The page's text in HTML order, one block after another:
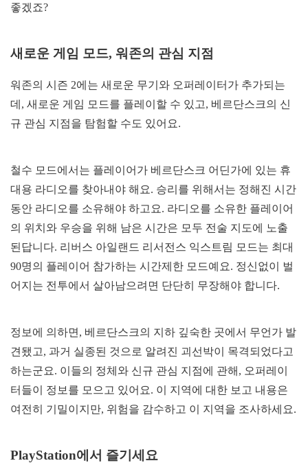
좋겠죠?
새로운 게임 모드, 워존의 관심 지점
워존의 시즌 2에는 새로운 무기와 오퍼레이터가 추가되는
데, 새로운 게임 모드를 플레이할 수 있고, 베르단스크의 신
규 관심 지점을 탐험할 수도 있어요.
철수 모드에서는 플레이어가 베르단스크 어딘가에 있는 휴
대용 라디오를 찾아내야 해요. 승리를 위해서는 정해진 시간
동안 라디오를 소유해야 하고요. 라디오를 소유한 플레이어
의 위치와 우승을 위해 남은 시간은 모두 전술 지도에 노출
된답니다. 리버스 아일랜드 리서전스 익스트림 모드는 최대
90명의 플레이어 참가하는 시간제한 모드예요. 정신없이 벌
어지는 전투에서 살아남으려면 단단히 무장해야 합니다.
정보에 의하면, 베르단스크의 지하 깊숙한 곳에서 무언가 발
견됐고, 과거 실종된 것으로 알려진 괴선박이 목격되었다고
하는군요. 이들의 정체와 신규 관심 지점에 관해, 오퍼레이
터들이 정보를 모으고 있어요. 이 지역에 대한 보고 내용은
여전히 기밀이지만, 위험을 감수하고 이 지역을 조사하세요.
PlayStation에서 즐기세요